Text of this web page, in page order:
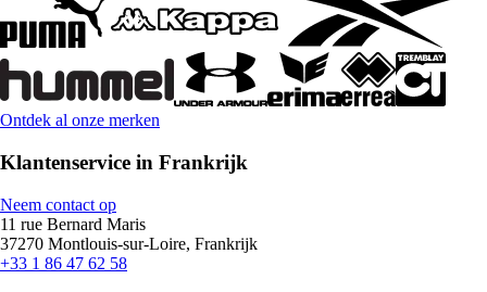
Ontdek al onze merken
Klantenservice in Frankrijk
Neem contact op
11 rue Bernard Maris
37270 Montlouis-sur-Loire, Frankrijk
+33 1 86 47 62 58